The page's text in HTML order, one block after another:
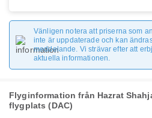
Vänligen notera att priserna som
inte är uppdaterade och kan
meddelande. Vi strävar efter att
aktuella informationen.
Flyginformation från Hazrat
flygplats (DAC)